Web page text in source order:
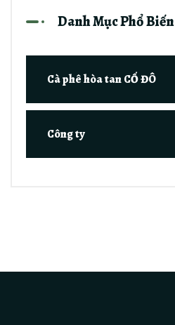
Danh Mục Phổ Biến
Cà phê hòa tan CỐ ĐÔ
Công ty